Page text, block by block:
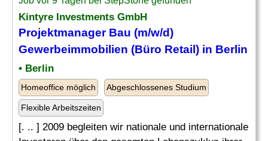
Kintyre Investments GmbH
Projektmanager Bau (m/w/d)
Gewerbeimmobilien (Büro Retail) in Berlin
• Berlin
Homeoffice möglich Abgeschlossenes Studium
Flexible Arbeitszeiten
[. .. ] 2009 begleiten wir nationale und internationale